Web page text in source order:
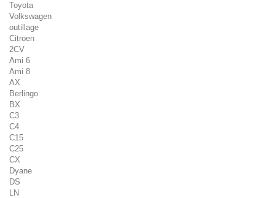
Toyota
Volkswagen
outillage
Citroen
2CV
Ami 6
Ami 8
AX
Berlingo
BX
C3
C4
C15
C25
CX
Dyane
DS
LN